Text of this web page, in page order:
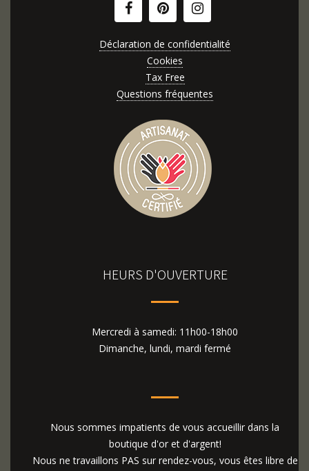
Déclaration de confidentialité
Cookies
Tax Free
Questions fréquentes
HEURS D'OUVERTURE
Mercredi à samedi: 11h00-18h00
Dimanche, lundi, mardi fermé
Nous sommes impatients de vous accueillir dans la
boutique d'or et d'argent!
Nous ne travaillons PAS sur rendez-vous, vous êtes libre de